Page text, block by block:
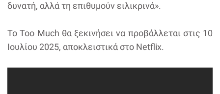
δυνατή, αλλά τη επιθυμούν ειλικρινά».
Το Too Much θα ξεκινήσει να προβάλλεται στις 10
Ιουλίου 2025, αποκλειστικά στο Netflix.